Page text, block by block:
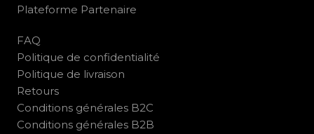
Plateforme Partenaire
FAQ
Politique de confidentialité
Politique de livraison
Retours
Conditions générales B2C
Conditions générales B2B